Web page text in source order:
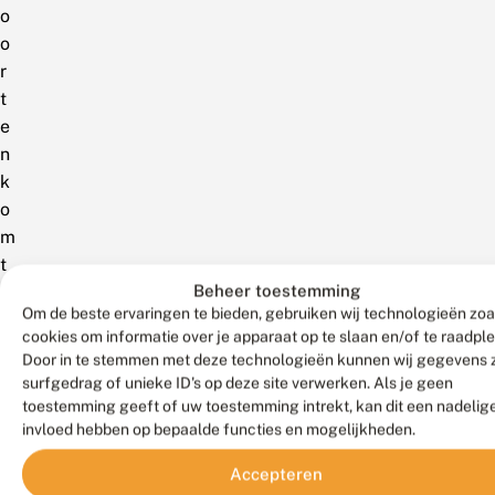
Beheer toestemming
Om de beste ervaringen te bieden, gebruiken wij technologieën
cookies om informatie over je apparaat op te slaan en/of te
Door in te stemmen met deze technologieën kunnen wij gegevens
surfgedrag of unieke ID's op deze site verwerken. Als je geen
toestemming geeft of uw toestemming intrekt, kan dit een
invloed hebben op bepaalde functies en mogelijkheden.
Accepteren
o
o
r
t
e
n
k
o
m
t